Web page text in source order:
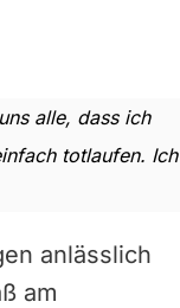
alle, dass ich
totlaufen. Ich
anlässlich
am